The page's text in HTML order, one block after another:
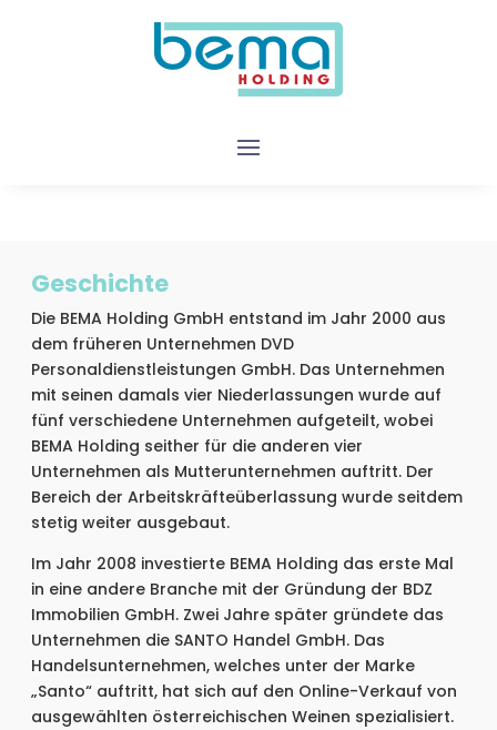
Geschichte
Die BEMA Holding GmbH entstand im Jahr 2000 aus
dem früheren Unternehmen DVD
Personaldienstleistungen GmbH. Das Unternehmen
mit seinen damals vier Niederlassungen wurde auf
fünf verschiedene Unternehmen aufgeteilt, wobei
BEMA Holding seither für die anderen vier
Unternehmen als Mutterunternehmen auftritt. Der
Bereich der Arbeitskräfteüberlassung wurde seitdem
stetig weiter ausgebaut.
Im Jahr 2008 investierte BEMA Holding das erste Mal
in eine andere Branche mit der Gründung der BDZ
Immobilien GmbH. Zwei Jahre später gründete das
Unternehmen die SANTO Handel GmbH. Das
Handelsunternehmen, welches unter der Marke
„Santo“ auftritt, hat sich auf den Online-Verkauf von
ausgewählten österreichischen Weinen spezialisiert.